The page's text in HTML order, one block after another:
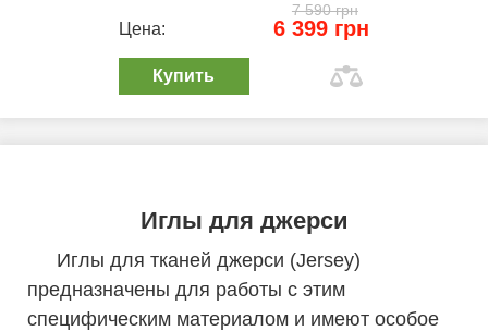
7 590 грн
Цена: 6 399 грн
Купить
Иглы для джерси
Иглы для тканей джерси (Jersey)
предназначены для работы с этим
специфическим материалом и имеют особое